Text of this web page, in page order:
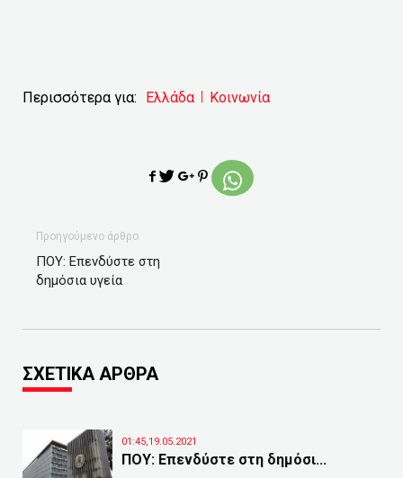
Περισσότερα για: Ελλάδα Κοινωνία
Προηγούμενο άρθρο
ΠΟΥ: Επενδύστε στη
δημόσια υγεία
ΣΧΕΤΙΚΑ ΑΡΘΡΑ
01:45,19.05.2021
ΠΟΥ: Επενδύστε στη δημόσι...